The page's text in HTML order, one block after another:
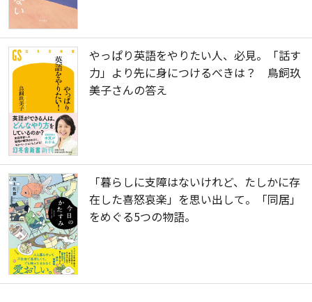
やっぱり英語をやりたい人、必見。「話す
力」より先に身につけるべきは？ 鳥飼玖
美子さんの答え
「暮らしに支障はないけれど、たしかに存
在した喜怒哀楽」を思い出して。「同居」
をめぐる5つの物語。